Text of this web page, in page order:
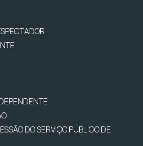
DO SERVIÇO PÚBLICO DE